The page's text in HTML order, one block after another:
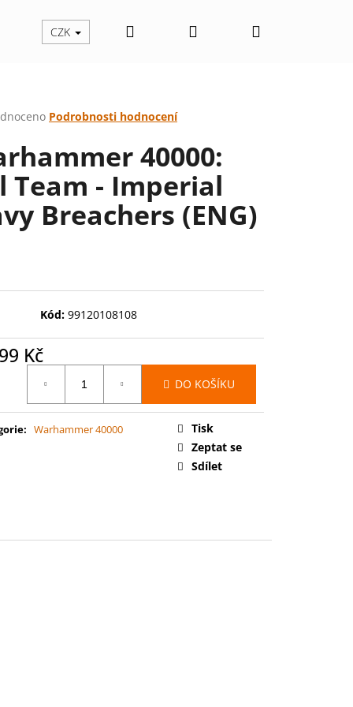
CZK Hledat PřihlášeníNákupní
Podrobnosti hodnocení
40000:
Team - Imperial
Breachers (ENG)
Kód: 99120108108
Kč
DO KOŠÍKU
: Warhammer 40000
Tisk
Zeptat se
Sdílet
FLESH-
JURY